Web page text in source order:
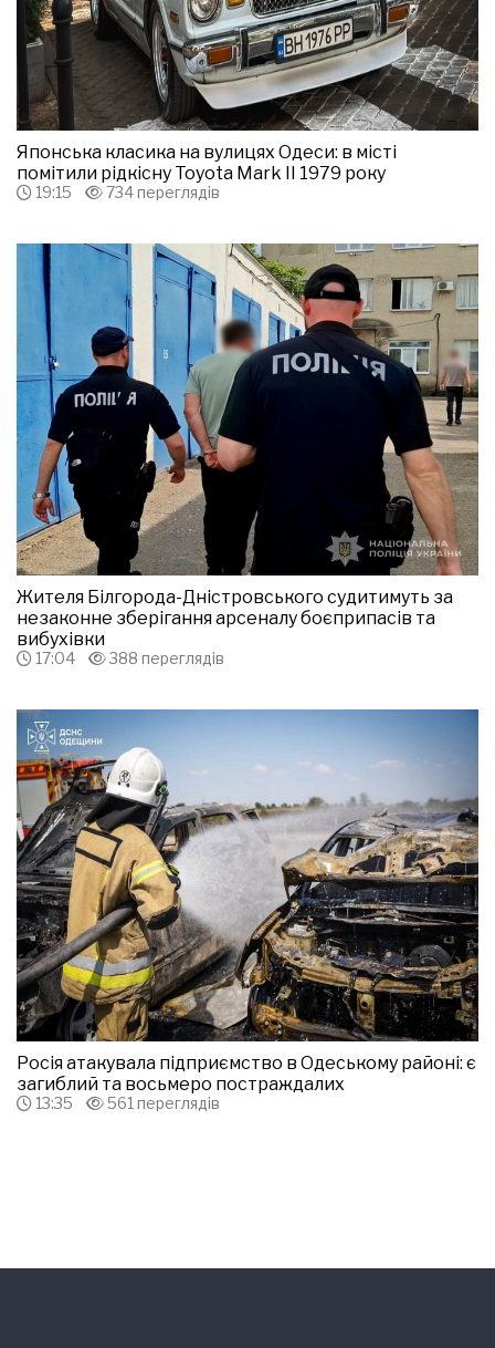
Японська класика на вулицях Одеси: в місті
помітили рідкісну Toyota Mark II 1979 року
19:15 734 переглядів
Жителя Білгорода-Дністровського судитимуть за
незаконне зберігання арсеналу боєприпасів та
вибухівки
17:04 388 переглядів
Росія атакувала підприємство в Одеському районі: є
загиблий та восьмеро постраждалих
13:35 561 переглядів